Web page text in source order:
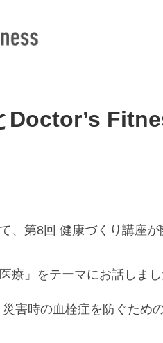
Doctor’s
、第8回 健康づくり講座が
療」をテーマにお話しまし
害時の血栓症を防ぐため